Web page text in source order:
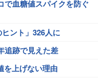
で血糖値スパイクを防ぐ
ヒント」326人に
追跡で見えた差
を上げない理由